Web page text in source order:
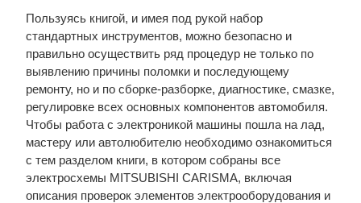
Пользуясь книгой, и имея под рукой набор
стандартных инструментов, можно безопасно и
правильно осуществить ряд процедур не только по
выявлению причины поломки и последующему
ремонту, но и по сборке-разборке, диагностике, смазке,
регулировке всех основных компонентов автомобиля.
Чтобы работа с электроникой машины пошла на лад,
мастеру или автолюбителю необходимо ознакомиться
с тем разделом книги, в котором собраны все
электросхемы MITSUBISHI CARISMA, включая
описания проверок элементов электрооборудования и